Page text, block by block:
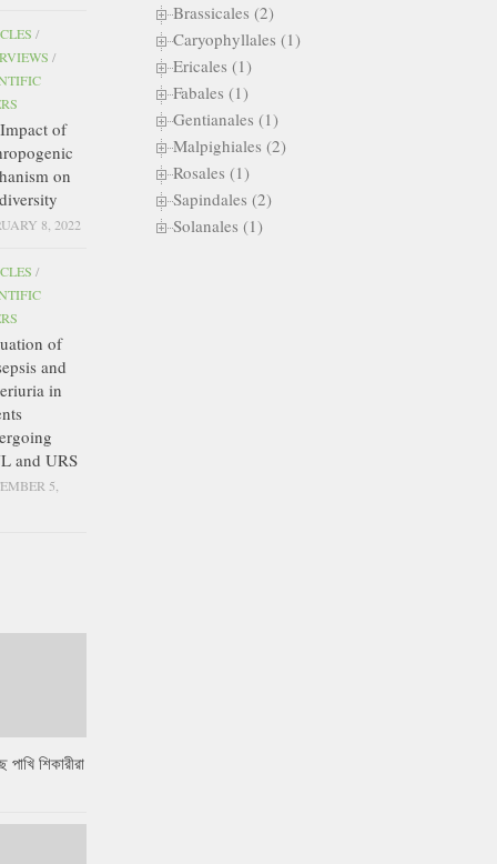
Brassicales (2)
Caryophyllales (1)
Ericales (1)
Fabales (1)
Gentianales (1)
Malpighiales (2)
Rosales (1)
Sapindales (2)
Solanales (1)
/
/
of
on
8, 2022
/
of
and
in
and URS
5,
শিকারীরা